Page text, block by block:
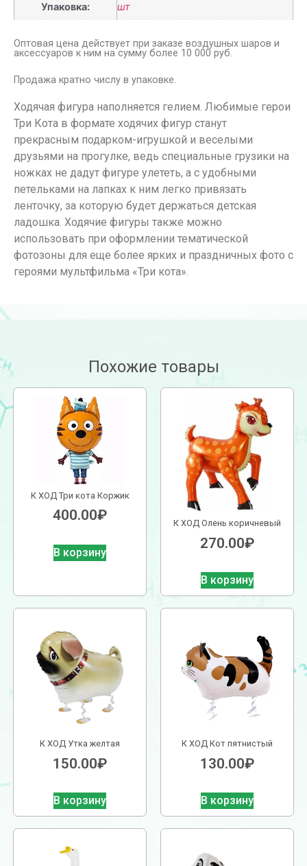
Упаковка: шт
Оптовая цена действует при заказе воздушных шаров и
аксессуаров к ним на сумму более 10 000 руб.
Продажа кратно числу в упаковке.
Ходячая фигура наполняется гелием. Любимые герои
Три Кота в формате ходячих фигур станут
прекрасным подарком-игрушкой и веселыми
друзьями на прогулке, ведь специальные грузики на
ножках не дадут фигуре улететь, а с удобными
петельками на лапках к ним легко привязать
ленточку, за которую будет держаться детская
ладошка. Ходячие фигуры также можно
использовать при оформлении тематической
фотозоны для еще более ярких и праздничных фото с
героями мультфильма «Три кота».
Похожие товары
К ХОД Три кота Коржик
400.00₽
В корзину
К ХОД Олень коричневый
270.00₽
В корзину
К ХОД Утка желтая
150.00₽
В корзину
К ХОД Кот пятнистый
130.00₽
В корзину